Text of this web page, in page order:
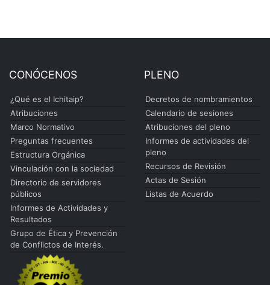
CONÓCENOS
¿Qué es el Ichitaip?
Atribuciones
Marco Normativo
Preguntas frecuentes
Estructura Orgánica
Vinculación con la sociedad
Directorio de servidores
públicos
Informes de Actividades y
Resultados
Grupo de Ética y Prevención
de Conflictos de Interés.
PLENO
Decretos de nombramientos
Calendario de sesiones
Atribuciones del pleno
Informes de actividades del
pleno
Recursos de Revisión
Actas de Sesión
Listas de Acuerdo